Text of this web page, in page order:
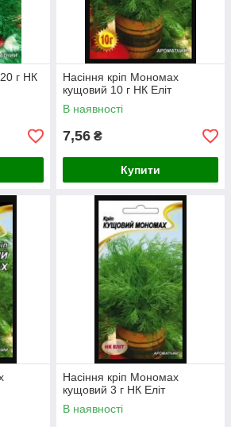
г НК
Насіння кріп Мономах
кущовий 10 г НК Еліт
В наявності
7,56 ₴
Купити
Насіння кріп Мономах
кущовий 3 г НК Еліт
В наявності